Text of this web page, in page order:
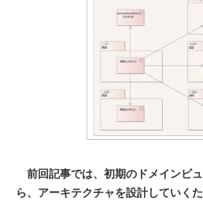
前回記事では、初期のドメインビ
ら、アーキテクチャを設計していく